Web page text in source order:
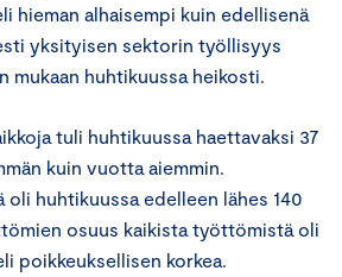
hieman alhaisempi kuin edellisenä
yksityisen sektorin työllisyys
mukaan huhtikuussa heikosti.
tuli huhtikuussa haettavaksi 37
kuin vuotta aiemmin.
huhtikuussa edelleen lähes 140
osuus kaikista työttömistä oli
poikkeuksellisen korkea.